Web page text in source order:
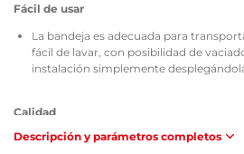
Fácil de usar
La bandeja es adecuada para
fácil de lavar, con posibilidad de
instalación simplemente
Calidad
Todas las bandejas de maletero
Descripción y parámetros completos